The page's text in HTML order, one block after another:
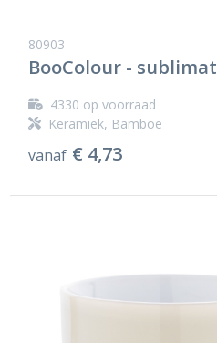
80903
BooColour -
4330 op voorraad
Keramiek, Bamboe
vanaf € 4,73